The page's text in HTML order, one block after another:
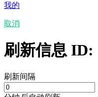
我的
取消
刷新信息 ID:
刷新间隔